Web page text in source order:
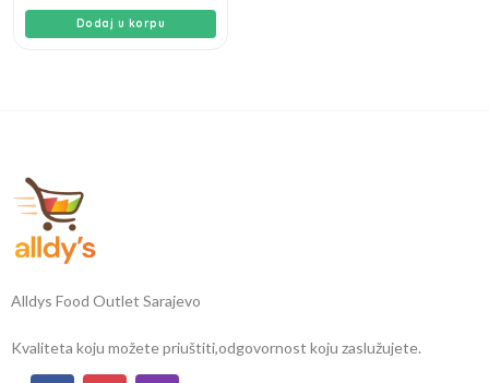
Dodaj u korpu
Alldys Food Outlet Sarajevo
Kvaliteta koju možete priuštiti,odgovornost koju zaslužujete.